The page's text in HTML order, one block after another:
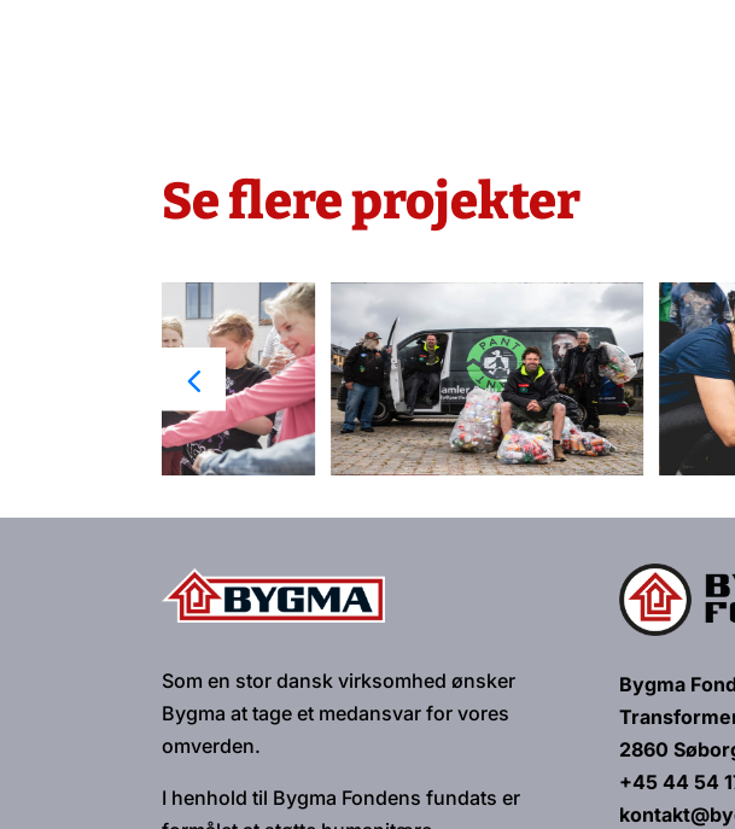
Se flere projekter
Som en stor dansk virksomhed ønsker
Bygma at tage et medansvar for vores
omverden.
I henhold til Bygma Fondens fundats er
Bygma
2860
+45 44 54